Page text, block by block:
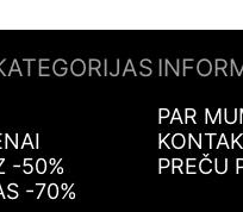
-50%
-70%
PAR
PREČU